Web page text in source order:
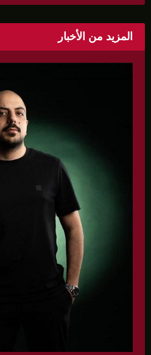
بروشورات
المزيد من الأخبار